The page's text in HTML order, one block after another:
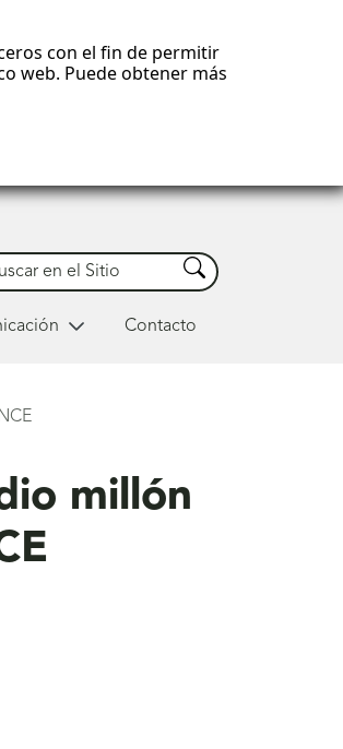
con el fin de permitir
web. Puede obtener más
Buscar
Contacto
millón